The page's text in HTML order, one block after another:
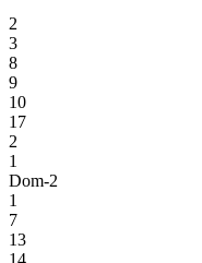
2
3
8
9
10
17
2
1
Dom-2
1
7
13
14